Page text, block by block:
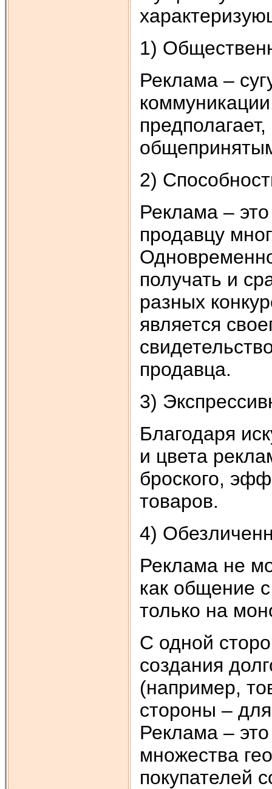
1)
Реклама –
2)
Реклама –
продавцу
получать и
разных
является
продавца.
3)
Благодаря
и цвета
броского,
товаров.
4)
Реклама не
как общение
только на
С одной
создания
(например,
стороны –
Реклама –
множества
покупателей